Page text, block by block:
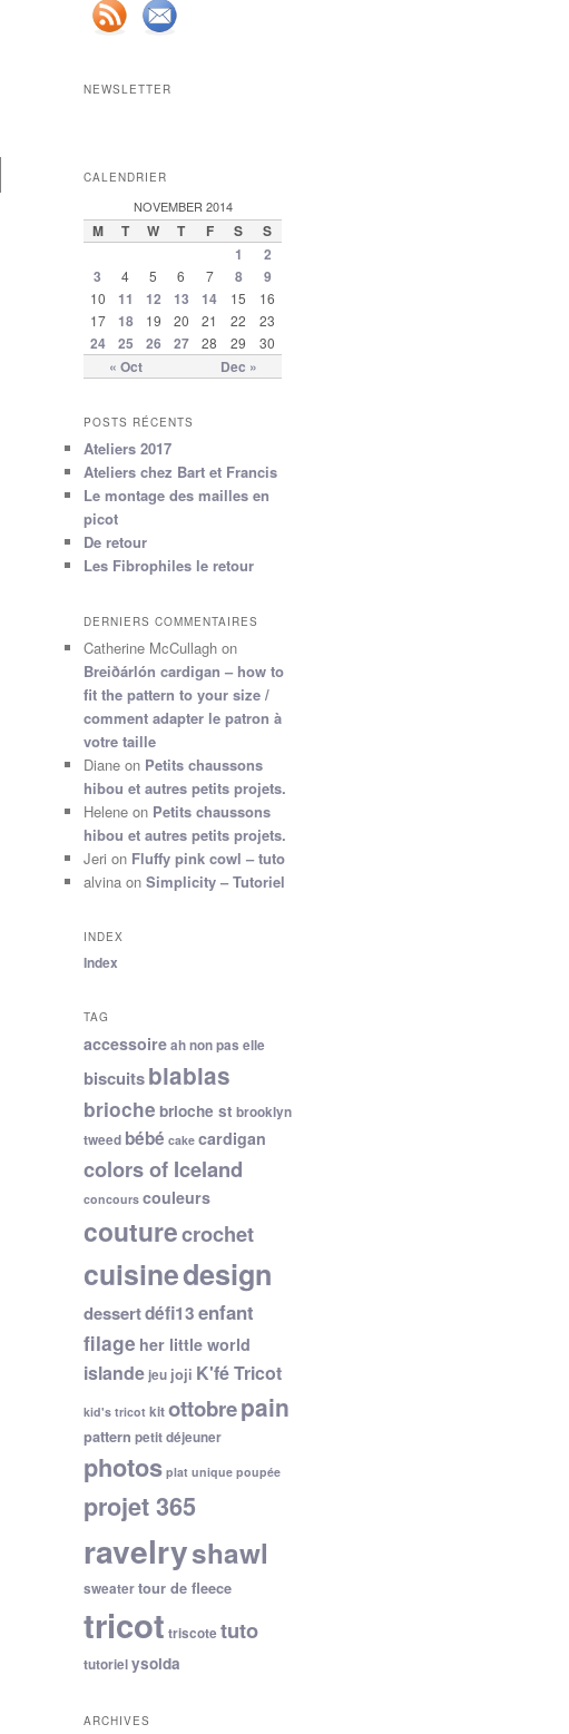
NEWSLETTER
CALENDRIER
NOVEMBER 2014
M T W T F S S
« Oct Dec »
1
2
3
4 5 6 7 8 9
10 11 12 13 14 15
16
17
18 19 20 21 22 23
24 25 26 27 28 29 30
POSTS RÉCENTS
Ateliers 2017
Ateliers chez Bart et Francis
Le montage des mailles en
picot
De retour
Les Fibrophiles le retour
DERNIERS COMMENTAIRES
Catherine McCullagh on
Breiðárlón cardigan – how to
fit the pattern to your size /
comment adapter le patron à
votre taille
Diane on Petits chaussons
hibou et autres petits projets.
Helene on Petits chaussons
hibou et autres petits projets.
Jeri on Fluffy pink cowl – tuto
alvina on Simplicity – Tutoriel
INDEX
Index
TAG
accessoireah non pas elle
biscuitsblablas
brioche brioche st brooklyn
tweed bébé cake cardigan
colors of Iceland
concours couleurs
couturecrochet
cuisinedesign
dessertdéfi13enfant
filage her little world
islande jeu joji K'fé Tricot
kid's tricot kitottobrepain
pattern petit déjeuner
photos plat unique poupée
projet 365
ravelryshawl
sweatertour de fleece
tricot triscote tuto
tutorielysolda
ARCHIVES